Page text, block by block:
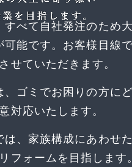
べて自社発注のため
能です。お客様目線
せていただきます。
ゴミでお困りの方に
対応いたします。
、家族構成にあわせ
フォームを目指します